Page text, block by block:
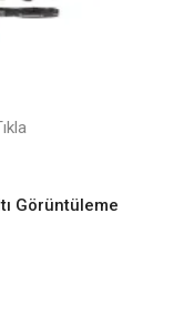
Görüntüleme